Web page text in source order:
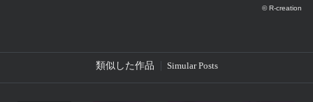
© R-creation
類似した作品 Simular Posts